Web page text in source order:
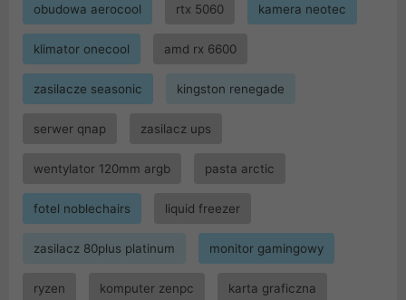
obudowa aerocool rtx 5060 kamera neotec
klimator onecool amd rx 6600
zasilacze seasonic kingston renegade
serwer qnap zasilacz ups
wentylator 120mm argb pasta arctic
fotel noblechairs liquid freezer
zasilacz 80plus platinum monitor gamingowy
ryzen komputer zenpc karta graficzna